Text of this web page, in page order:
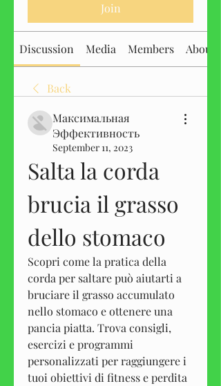
Join
Discussion Media Members About
Back
Максимальная
Эффективность
September 11, 2023
Salta la corda
brucia il grasso
dello stomaco
Scopri come la pratica della
corda per saltare può aiutarti a
bruciare il grasso accumulato
nello stomaco e ottenere una
pancia piatta. Trova consigli,
esercizi e programmi
personalizzati per raggiungere i
tuoi obiettivi di fitness e perdita